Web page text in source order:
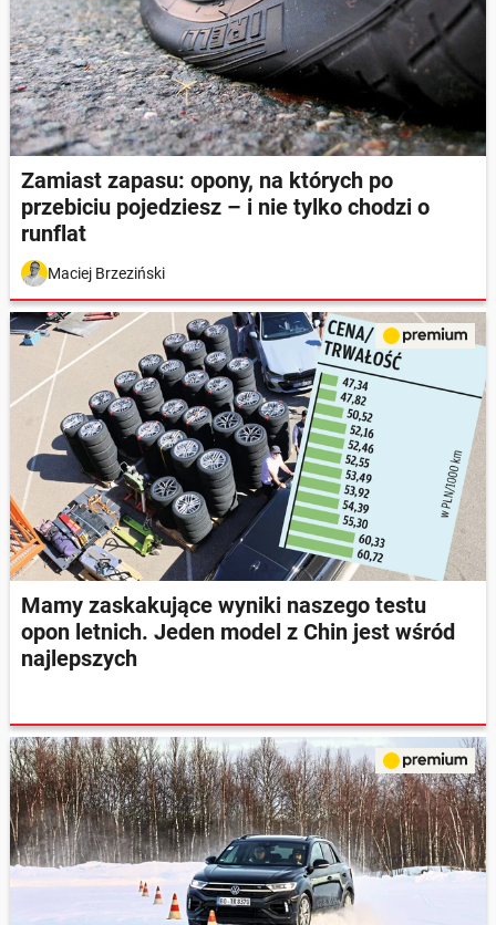
Zamiast zapasu: opony, na których po
przebiciu pojedziesz – i nie tylko chodzi o
runflat
Maciej Brzeziński
Mamy zaskakujące wyniki naszego testu
opon letnich. Jeden model z Chin jest wśród
najlepszych